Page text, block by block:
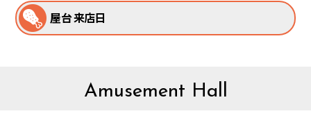
屋台 来店日
Amusement Hall